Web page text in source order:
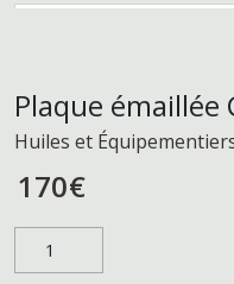
Plaque émaillée
Huiles et
170€